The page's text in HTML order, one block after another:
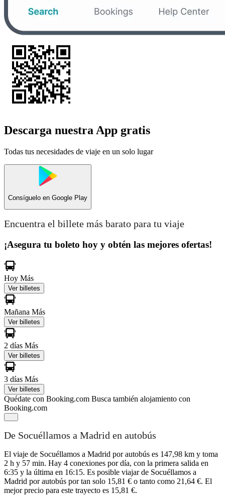
Descarga nuestra App gratis
Todas tus necesidades de viaje en un solo lugar
Consíguelo en Google Play
Encuentra el billete más barato para tu viaje
¡Asegura tu boleto hoy y obtén las mejores ofertas!
Hoy Más
Ver billetes
Mañana Más
Ver billetes
2 días Más
Ver billetes
3 días Más
Ver billetes
Quédate con Booking.com Busca también alojamiento con
Booking.com
De Socuéllamos a Madrid en autobús
El viaje de Socuéllamos a Madrid por autobús es 147,98 km y toma
2 h y 57 min. Hay 4 conexiones por día, con la primera salida en
6:35 y la última en 16:15. Es posible viajar de Socuéllamos a
Madrid por autobús por tan solo 15,81 € o tanto como 21,64 €. El
mejor precio para este trayecto es 15,81 €.